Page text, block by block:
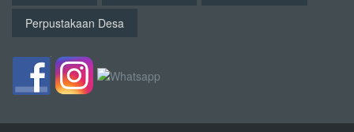
Perpustakaan Desa